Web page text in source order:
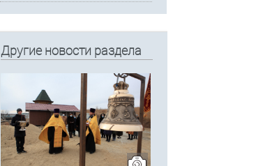
Другие новости раздела